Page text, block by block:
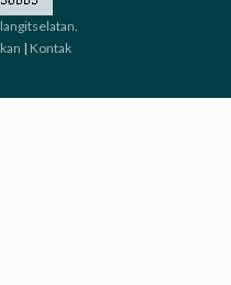
langitselatan
| Kontak